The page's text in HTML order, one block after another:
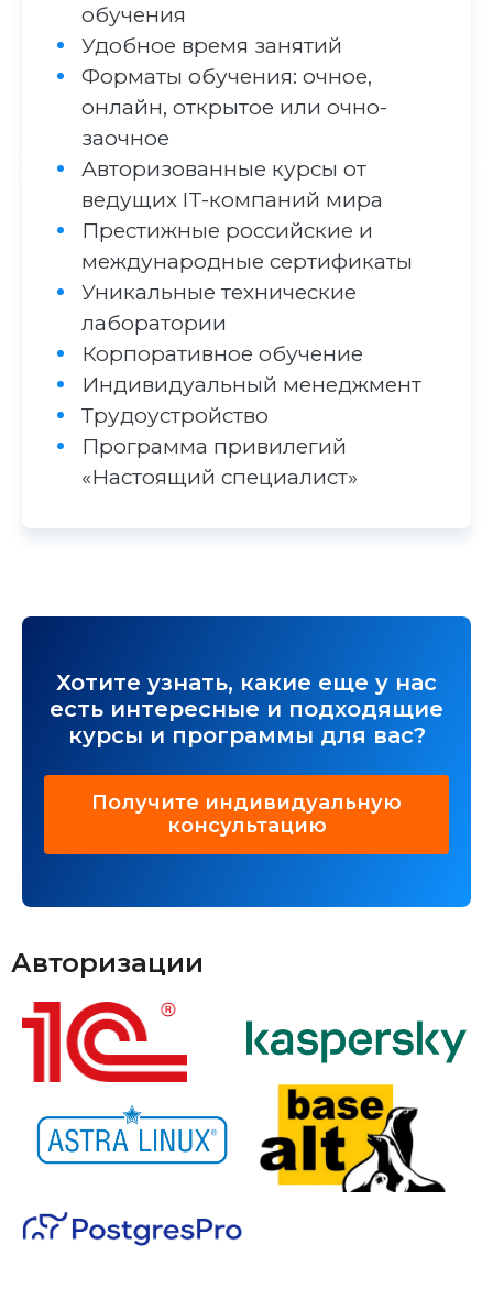
обучения
Удобное время занятий
Форматы обучения: очное,
онлайн, открытое или очно-
заочное
Авторизованные курсы от
ведущих IT-компаний мира
Престижные российские и
международные сертификаты
Уникальные технические
лаборатории
Корпоративное обучение
Индивидуальный менеджмент
Трудоустройство
Программа привилегий
«Настоящий специалист»
Хотите узнать, какие еще у нас
есть интересные и подходящие
курсы и программы для вас?
Получите индивидуальную
консультацию
Авторизации